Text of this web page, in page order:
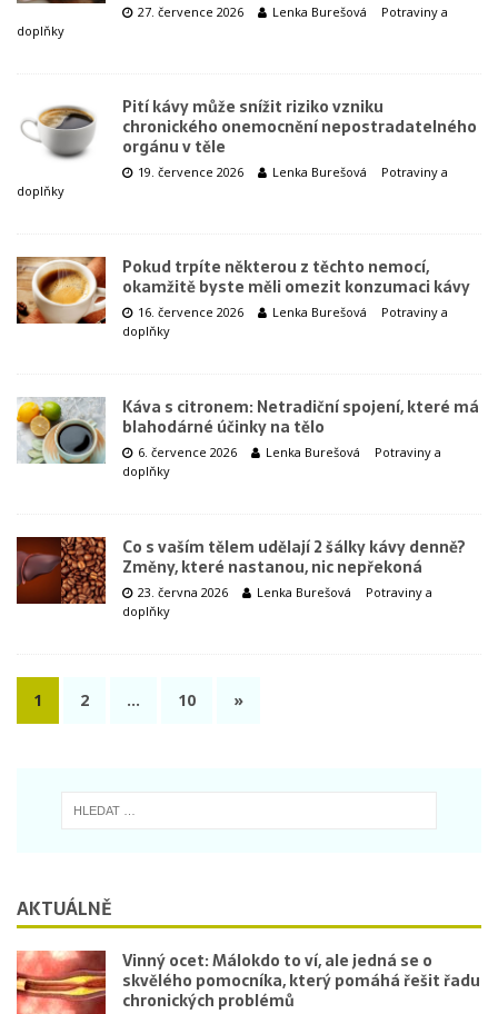
27. července 2026 Lenka Burešová
Potraviny a
doplňky
Pití kávy může snížit riziko vzniku
chronického onemocnění nepostradatelného
orgánu v těle
19. července 2026 Lenka Burešová
Potraviny a
doplňky
Pokud trpíte některou z těchto nemocí,
okamžitě byste měli omezit konzumaci kávy
16. července 2026 Lenka Burešová
Potraviny a
doplňky
Káva s citronem: Netradiční spojení, které má
blahodárné účinky na tělo
6. července 2026 Lenka Burešová
Potraviny a
doplňky
Co s vaším tělem udělají 2 šálky kávy denně?
Změny, které nastanou, nic nepřekoná
23. června 2026 Lenka Burešová
Potraviny a
doplňky
1 2 … 10 »
AKTUÁLNĚ
Vinný ocet: Málokdo to ví, ale jedná se o
skvělého pomocníka, který pomáhá řešit řadu
chronických problémů